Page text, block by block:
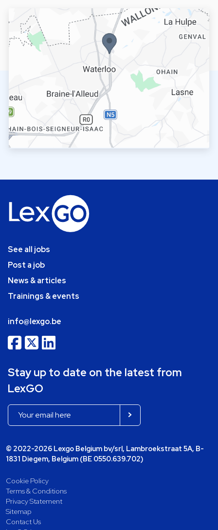
See all jobs
Post a job
News & articles
Trainings & events
info@lexgo.be
Stay up to date on the latest from
LexGO
© 2022-2026 Lexgo Belgium bv/srl, Lambroekstraat 5A, B-
1831 Diegem, Belgium (BE 0550.639.702)
Cookie Policy
Terms & Conditions
Privacy Statement
Sitemap
Contact Us